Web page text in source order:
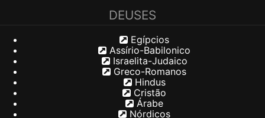
DEUSES
Egípcios
Assírio-Babilonico
Israelita-Judaico
Greco-Romanos
Hindus
Cristão
Árabe
Nórdicos